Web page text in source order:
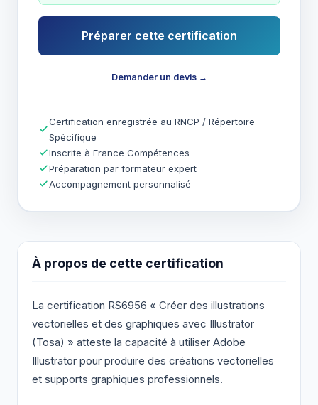
À propos de cette certification
La certification RS6956 « Créer des illustrations
vectorielles et des graphiques avec Illustrator
(Tosa) » atteste la capacité à utiliser Adobe
Illustrator pour produire des créations vectorielles
et supports graphiques professionnels.
Préparer cette certification
Demander un devis →
Certification enregistrée au RNCP / Répertoire
Spécifique
Inscrite à France Compétences
Préparation par formateur expert
Accompagnement personnalisé